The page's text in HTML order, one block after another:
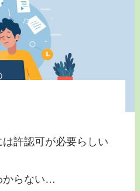
許認可が必要らしい
からない…